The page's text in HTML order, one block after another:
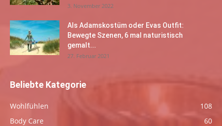
3. November 2022
Als Adamskostüm oder Evas Outfit:
Bewegte Szenen, 6 mal naturistisch
gemalt...
27. Februar 2021
Beliebte Kategorie
Wohlfühlen
108
Body Care
60